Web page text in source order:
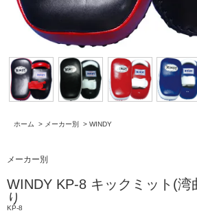
ホーム > メーカー別 > WINDY
メーカー別
WINDY KP-8 キックミット(
り
KP-8